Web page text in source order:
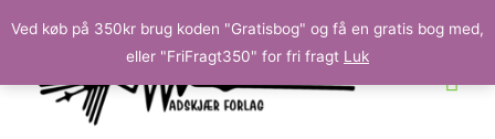
Ved køb på 350kr brug koden "Gratisbog" og få en gratis bog med,
eller "FriFragt350" for fri fragt Luk